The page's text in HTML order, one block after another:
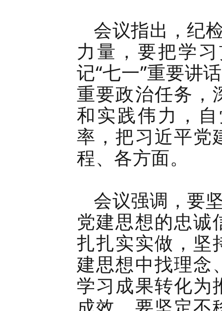
会议指出，纪
力量，要把学
记“七一”重要讲
重要政治任务，
和实践伟力，
率，把习近平党
程、各方面。
会议强调，要
党建思想的忠诚
扎扎实实做，坚
建思想中找理念
学习成果转化为